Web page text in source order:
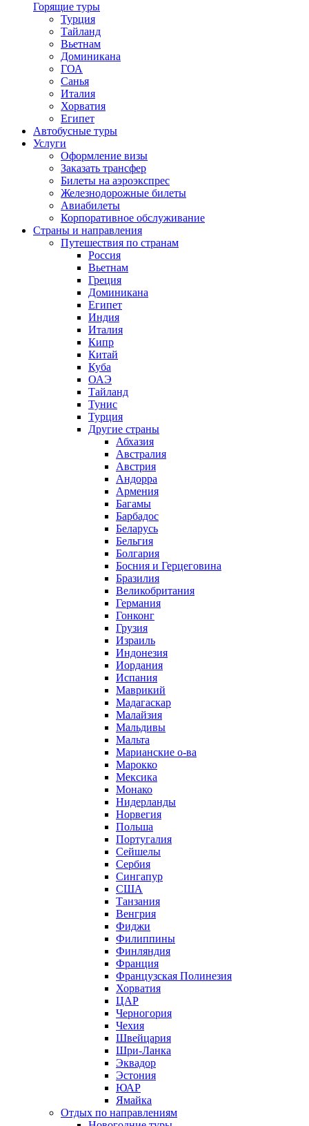
Горящие туры
Турция
Тайланд
Вьетнам
Доминикана
ГОА
Санья
Италия
Хорватия
Египет
Автобусные туры
Услуги
Оформление визы
Заказать трансфер
Билеты на аэроэкспрес
Железнодорожные билеты
Авиабилеты
Корпоративное обслуживание
Страны и направления
Путешествия по странам
Россия
Вьетнам
Греция
Доминикана
Египет
Индия
Италия
Кипр
Китай
Куба
ОАЭ
Тайланд
Тунис
Турция
Другие страны
Абхазия
Австралия
Австрия
Андорра
Армения
Багамы
Барбадос
Беларусь
Бельгия
Болгария
Босния и Герцеговина
Бразилия
Великобритания
Германия
Гонконг
Грузия
Израиль
Индонезия
Иордания
Испания
Маврикий
Мадагаскар
Малайзия
Мальдивы
Мальта
Марианские о-ва
Марокко
Мексика
Монако
Нидерланды
Норвегия
Польша
Португалия
Сейшелы
Сербия
Сингапур
США
Танзания
Венгрия
Фиджи
Филиппины
Финляндия
Франция
Французская Полинезия
Хорватия
ЦАР
Черногория
Чехия
Швейцария
Шри-Ланка
Эквадор
Эстония
ЮАР
Ямайка
Отдых по направлениям